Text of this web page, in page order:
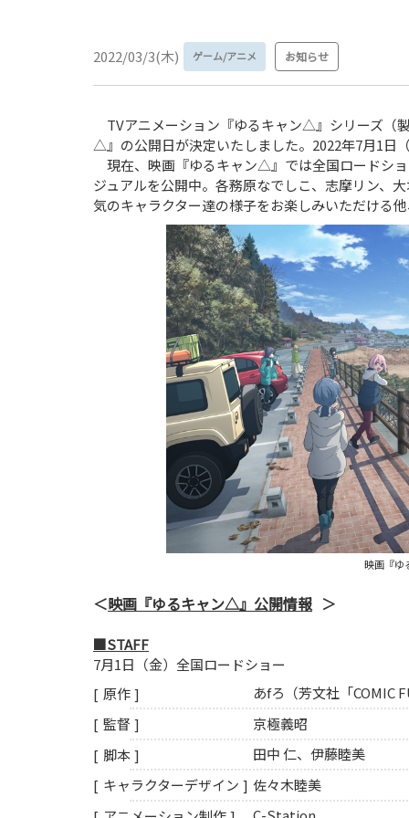
2022/03/3(木) ゲーム/アニメ お知らせ
TVアニメーション『ゆるキャン△』シリーズ（
△』の公開日が決定いたしました。2022年7月1日
現在、映画『ゆるキャン△』では全国ロードシ
ジュアルを公開中。各務原なでしこ、志摩リン、
気のキャラクター達の様子をお楽しみいただける
映画『ゆ
映画『ゆるキャン△』公開情報
■STAFF
7月1日（金）全国ロードショー
原作
あfろ（芳文社「COMIC
監督
京極義昭
脚本
田中 仁、伊藤睦美
キャラクターデザイン
佐々木睦美